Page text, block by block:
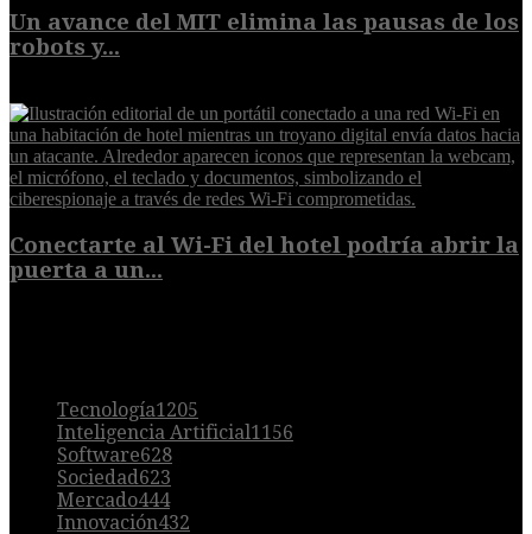
Un avance del MIT elimina las pausas de los
robots y...
Conectarte al Wi-Fi del hotel podría abrir la
puerta a un...
Tecnología1205
Inteligencia Artificial1156
Software628
Sociedad623
Mercado444
Innovación432